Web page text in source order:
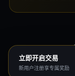
立即开启交易
新用户注册享专属奖励